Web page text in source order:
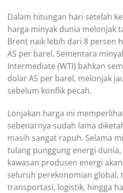
Dalam hitungan hari setelah
harga minyak dunia melonjak
Brent naik lebih dari 8 persen
AS per barel. Sementara
Intermediate (WTI) bahkan
dolar AS per barel, melonjak
sebelum konflik pecah.
Lonjakan harga ini
sebenarnya sudah lama
masih sangat rapuh. Selama
tulang punggung energi
kawasan produsen energi
seluruh perekonomian global,
transportasi, logistik, hingga